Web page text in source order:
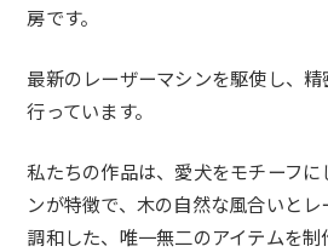
房です。
最新のレーザーマシンを駆使し、
行っています。
私たちの作品は、愛犬をモチーフ
ンが特徴で、木の自然な風合いと
調和した、唯一無二のアイテムを制